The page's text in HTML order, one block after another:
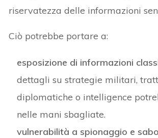
riservatezza delle informazioni
Ciò potrebbe portare a:
esposizione di informazioni
dettagli su strategie militari,
diplomatiche o intelligence
nelle mani sbagliate.
vulnerabilità a spionaggio e